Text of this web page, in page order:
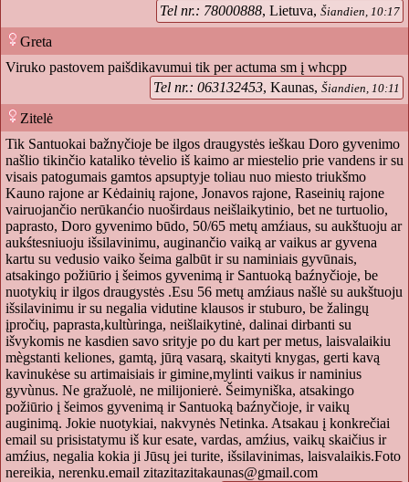
Tel nr.: 78000888, Lietuva, Šiandien, 10:17
Greta
Viruko pastovem paišdikavumui tik per actuma sm į whcpp
Tel nr.: 063132453, Kaunas, Šiandien, 10:11
Zitelė
Tik Santuokai bažnyčioje be ilgos draugystės ieškau Doro gyvenimo
našlio tikinčio kataliko tėvelio iš kaimo ar miestelio prie vandens ir su
visais patogumais gamtos apsuptyje toliau nuo miesto triukšmo
Kauno rajone ar Kėdainių rajone, Jonavos rajone, Raseinių rajone
vairuojančio nerūkanćio nuoširdaus neišlaikytinio, bet ne turtuolio,
paprasto, Doro gyvenimo būdo, 50/65 metų amźiaus, su aukštuoju ar
aukśtesniuoju išsilavinimu, auginančio vaiką ar vaikus ar gyvena
kartu su vedusio vaiko šeima galbūt ir su naminiais gyvūnais,
atsakingo požiūrio į šeimos gyvenimą ir Santuoką baźnyčioje, be
nuotykių ir ilgos draugystės .Esu 56 metų amźiaus našlė su aukštuoju
išsilavinimu ir su negalia vidutine klausos ir stuburo, be žalingų
įpročių, paprasta,kultùringa, neišlaikytinė, dalinai dirbanti su
išvykomis ne kasdien savo srityje po du kart per metus, laisvalaikiu
mègstanti keliones, gamtą, jūrą vasarą, skaityti knygas, gerti kavą
kavinukėse su artimaisiais ir gimine,mylinti vaikus ir naminius
gyvùnus. Ne gražuolė, ne milijonierė. Šeimyniška, atsakingo
požiūrio į šeimos gyvenimą ir Santuoką baźnyčioje, ir vaikų
auginimą. Jokie nuotykiai, nakvynės Netinka. Atsakau į konkrečiai
email su prisistatymu iš kur esate, vardas, amźius, vaikų skaičius ir
amźius, negalia kokia ji Jūsų jei turite, išsilavinimas, laisvalaikis.Foto
nereikia, nerenku.email zitazitazitakaunas@gmail.com